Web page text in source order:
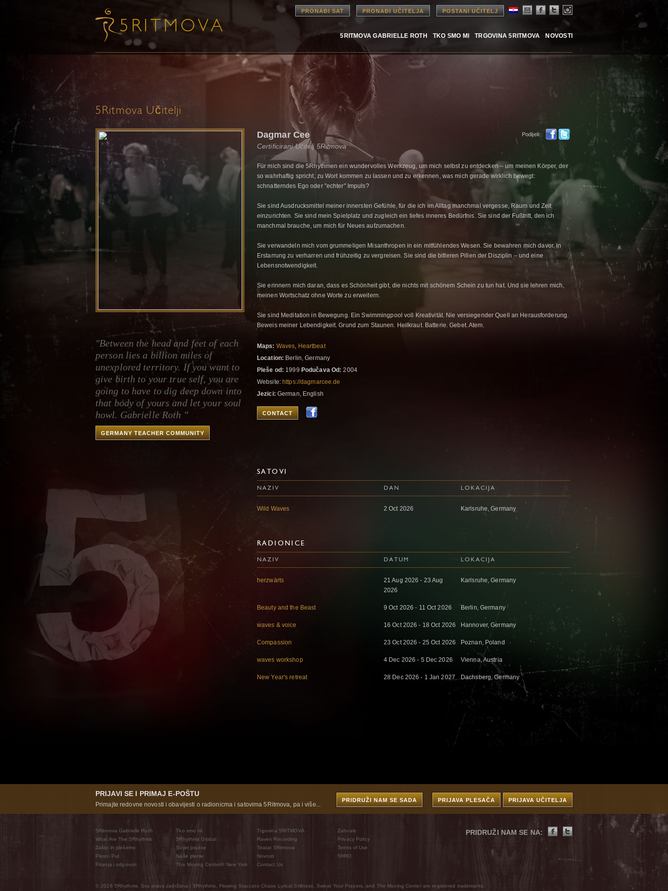
PRONAĐI SAT PRONAĐI UČITELJA POSTANI UČITELJ
5RITMOVA GABRIELLE ROTH TKO SMO MI TRGOVINA 5RITMOVA NOVOSTI
5Ritmova Učitelji
"Between the head and feet of each
person lies a billion miles of
unexplored territory. If you want to
give birth to your true self, you are
going to have to dig deep down into
that body of yours and let your soul
howl. Gabrielle Roth "
GERMANY TEACHER COMMUNITY
Podijeli:
Dagmar Cee
Certificirani Učitelj 5Ritmova
Für mich sind die 5Rhythmen ein wundervolles Werkzeug, um mich selbst zu entdecken – um meinen Körper, der
so wahrhaftig spricht, zu Wort kommen zu lassen und zu erkennen, was mich gerade wirklich bewegt:
schnatterndes Ego oder "echter" Impuls?
Sie sind Ausdrucksmittel meiner innersten Gefühle, für die ich im Alltag manchmal vergesse, Raum und Zeit
einzurichten. Sie sind mein Spielplatz und zugleich ein tiefes inneres Bedürfnis. Sie sind der Fußtritt, den ich
manchmal brauche, um mich für Neues aufzumachen.
Sie verwandeln mich vom grummeligen Misanthropen in ein mitfühlendes Wesen. Sie bewahren mich davor, in
Erstarrung zu verharren und frühzeitig zu vergreisen. Sie sind die bitteren Pillen der Disziplin – und eine
Lebensnotwendigkeit.
Sie erinnern mich daran, dass es Schönheit gibt, die nichts mit schönem Schein zu tun hat. Und sie lehren mich,
meinen Wortschatz ohne Worte zu erweitern.
Sie sind Meditation in Bewegung. Ein Swimmingpool voll Kreativität. Nie versiegender Quell an Herausforderung.
Beweis meiner Lebendigkeit. Grund zum Staunen. Heilkraut. Batterie. Gebet. Atem.
Maps: Waves, Heartbeat
Location: Berlin, Germany
Pleše od: 1999 Podučava Od: 2004
Website: https://dagmarcee.de
Jezici: German, English
CONTACT
SATOVI
NAZIV DAN LOKACIJA
Wild Waves 2 Oct 2026 Karlsruhe, Germany
RADIONICE
NAZIV DATUM LOKACIJA
herzwärts
21 Aug 2026 - 23 Aug
2026
Karlsruhe, Germany
Beauty and the Beast 9 Oct 2026 - 11 Oct 2026 Berlin, Germany
waves & voice 16 Oct 2026 - 18 Oct 2026 Hannover, Germany
Compassion 23 Oct 2026 - 25 Oct 2026 Poznan, Poland
waves workshop 4 Dec 2026 - 5 Dec 2026 Vienna, Austria
New Year's retreat 28 Dec 2026 - 1 Jan 2027 Dachsberg, Germany
PRIJAVI SE I PRIMAJ E-POŠTU
Primajte redovne novosti i obavijesti o radionicma i satovima 5Ritmova, pa i više...
PRIDRUŽI NAM SE SADA PRIJAVA UČITELJA
PRIJAVA PLESAČA
5Ritmova Gabrielle Roth
What Are The 5Rhythms
Zašto ih plešemo
Plesni Put
Pitanja i odgovori
Tko smo mi
5Rhythms Global
Svijet prakse
Naše pleme
The Moving Center® New York
Trgovina 5RITMOVA
Raven Recording
Teatar 5Ritmova
Novosti
Contact Us
Zahvale
Privacy Policy
Terms of Use
5RRO
PRIDRUŽI NAM SE NA:
© 2026 5Rhythms. Sva prava zadržana | 5Rhythms, Flowing Staccato Chaos Lyrical Stillness, Sweat Your Prayers, and The Moving Center are registered trademarks.